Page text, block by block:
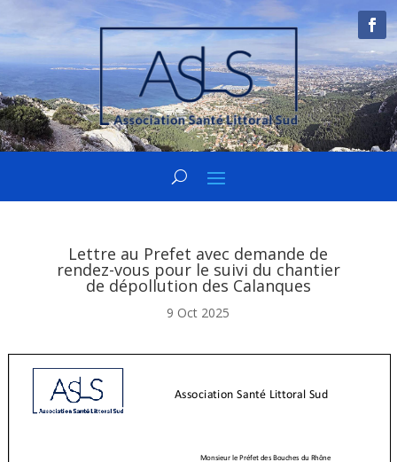
Lettre au Prefet avec demande de
rendez-vous pour le suivi du chantier
de dépollution des Calanques
9 Oct 2025